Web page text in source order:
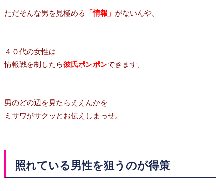
ただそんな男を見極める 「情報」 がないんや。
４０代の女性は
情報戦を制したら彼氏ポンポンできます。
男のどの辺を見たらええんかを
ミサワがサクッとお伝えしまっせ。
照れている男性を狙うのが得策